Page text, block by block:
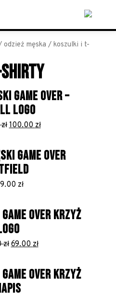
odzież męska / koszulki i t-
GAME OVER –
LOGO
zł Pierwotna
wynosiła:
159.00 zł.
100.00złAktualna
wynosi:
GAME OVER
zł
OVER KRZYŻ
zł Pierwotna
wynosiła:
129.00 zł.
69.00złAktualna
wynosi:
OVER KRZYŻ